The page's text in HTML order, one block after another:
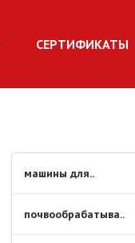
СЕРТИФИКАТЫ
машины для..
почвообрабатыва..